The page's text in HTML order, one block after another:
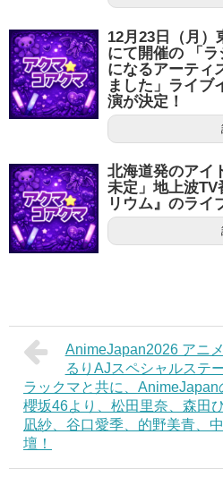
12月23日（月）
にて開催の 「
になるアーティ
ました」ライブ
演が決定！
北海道発のアイ
未定」地上波
リウム』のライ
AnimeJapan2026 アニ
るりAJスペシャルステ
ラックマと共に、
櫻坂46より、松田里奈、森田
凪紗、谷口愛季、的野美青、
壇！